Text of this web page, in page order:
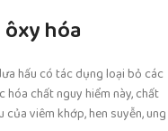
hóa
hấu có tác dụng loại bỏ các
chất nguy hiểm này, chất
viêm khớp, hen suyễn, ung